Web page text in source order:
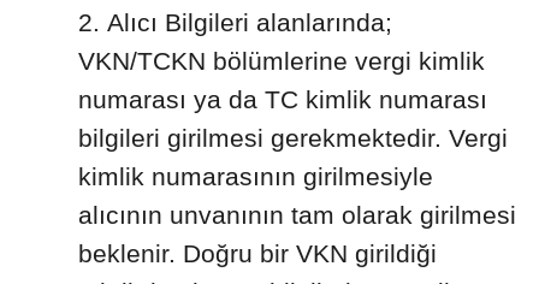
Alıcı Bilgileri alanlarında;
VKN/TCKN bölümlerine vergi kimlik
numarası ya da TC kimlik numarası
bilgileri girilmesi gerekmektedir. Vergi
kimlik numarasının girilmesiyle
alıcının unvanının tam olarak girilmesi
beklenir. Doğru bir VKN girildiği